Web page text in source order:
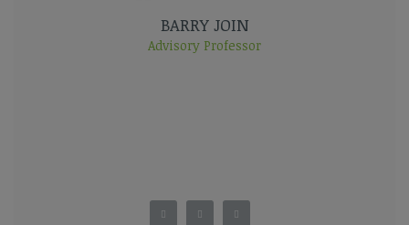
BARRY JOIN
Advisory Professor